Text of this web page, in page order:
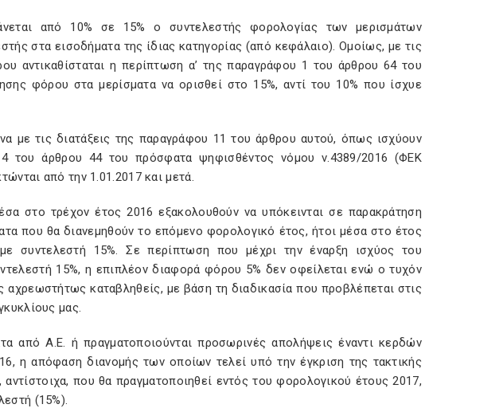
από 10% σε 15% ο συντελεστής φορολογίας των μερισμάτων
στα εισοδήματα της ίδιας κατηγορίας (από κεφάλαιο). Ομοίως, με τις
αντικαθίσταται η περίπτωση α’ της παραγράφου 1 του άρθρου 64 του
φόρου στα μερίσματα να ορισθεί στο 15%, αντί του 10% που ίσχυε
με τις διατάξεις της παραγράφου 11 του άρθρου αυτού, όπως ισχύουν
του άρθρου 44 του πρόσφατα ψηφισθέντος νόμου ν.4389/2016 (ΦΕΚ
από την 1.01.2017 και μετά.
στο τρέχον έτος 2016 εξακολουθούν να υπόκεινται σε παρακράτηση
που θα διανεμηθούν το επόμενο φορολογικό έτος, ήτοι μέσα στο έτος
συντελεστή 15%. Σε περίπτωση που μέχρι την έναρξη ισχύος του
15%, η επιπλέον διαφορά φόρου 5% δεν οφείλεται ενώ ο τυχόν
καταβληθείς, με βάση τη διαδικασία που προβλέπεται στις
μας.
από Α.Ε. ή πραγματοποιούνται προσωρινές απολήψεις έναντι κερδών
η απόφαση διανομής των οποίων τελεί υπό την έγκριση της τακτικής
που θα πραγματοποιηθεί εντός του φορολογικού έτους 2017,
(15%).